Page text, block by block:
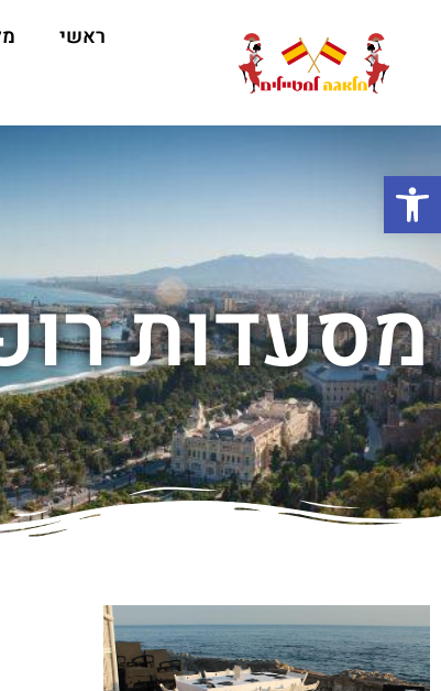
ראשי
מסעדות
פתח סרגל נגישות